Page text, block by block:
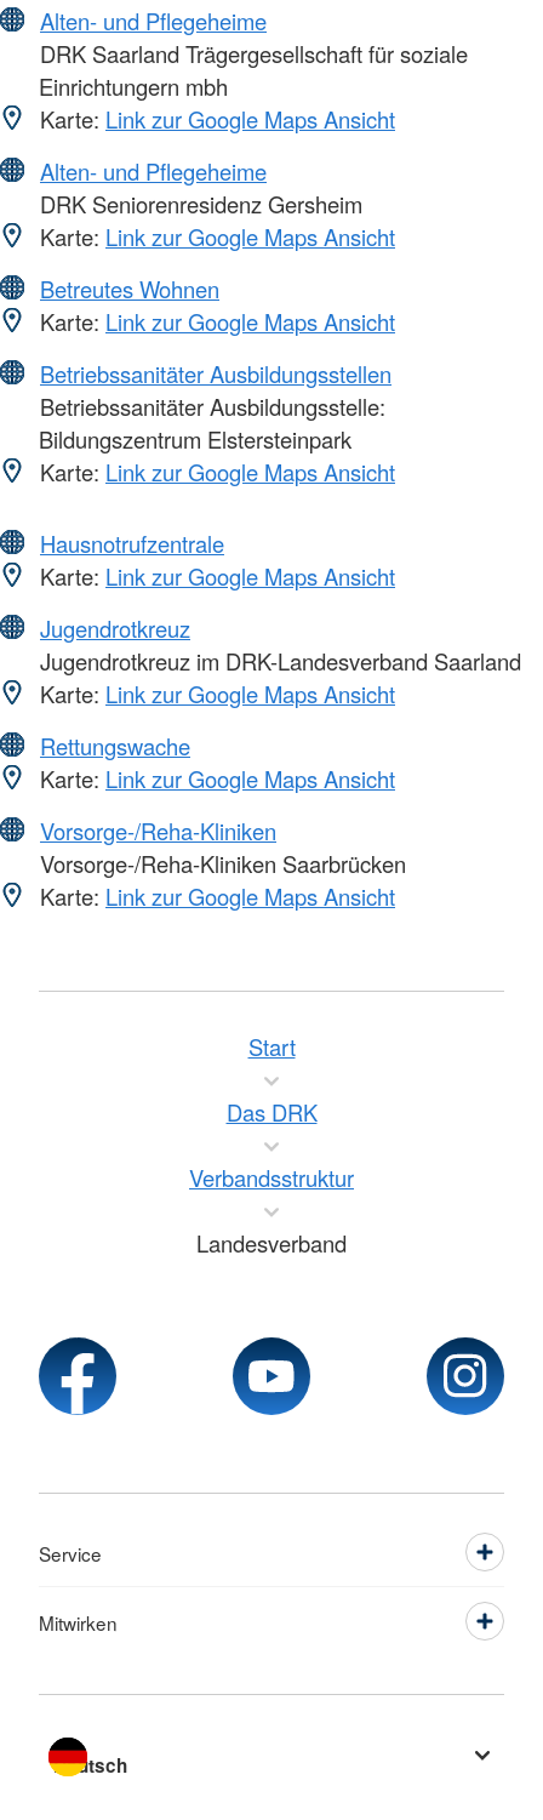
Alten- und Pflegeheime
DRK Saarland Trägergesellschaft für soziale
Einrichtungern mbh
Karte: Link zur Google Maps Ansicht
Alten- und Pflegeheime
DRK Seniorenresidenz Gersheim
Karte: Link zur Google Maps Ansicht
Betreutes Wohnen
Karte: Link zur Google Maps Ansicht
Betriebssanitäter Ausbildungsstellen
Betriebssanitäter Ausbildungsstelle:
Bildungszentrum Elstersteinpark
Karte: Link zur Google Maps Ansicht
Hausnotrufzentrale
Karte: Link zur Google Maps Ansicht
Jugendrotkreuz
Jugendrotkreuz im DRK-Landesverband Saarland
Karte: Link zur Google Maps Ansicht
Rettungswache
Karte: Link zur Google Maps Ansicht
Vorsorge-/Reha-Kliniken
Vorsorge-/Reha-Kliniken Saarbrücken
Karte: Link zur Google Maps Ansicht
Start
Das DRK
Verbandsstruktur
Landesverband
Service
Mitwirken
Sprache wechseln zu